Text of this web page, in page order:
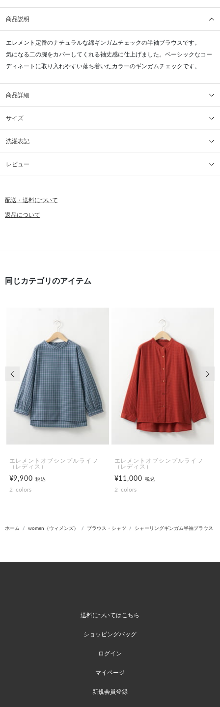
商品説明
エレメント定番のナチュラルな綿ギンガムチェックの半袖ブラウスです。
気になる二の腕をカバーしてくれる袖丈感に仕上げました。ベーシックなコー
ディネートに取り入れやすい落ち着いたカラーのギンガムチェックです。
商品詳細
サイズ
洗濯表記
レビュー
配送・送料について
返品について
同じカテゴリのアイテム
エレメントオブシンプルライフ
（レディス）
¥9,900税込
2 colors
エレメントオブシンプルライフ
（レディス）
¥11,000税込
2 colors
前の画像
ホーム women（ウィメンズ） ブラウス・シャツ シャーリングギンガム半袖ブラウス
送料についてはこちら
ショッピングバッグ
ログイン
マイページ
新規会員登録